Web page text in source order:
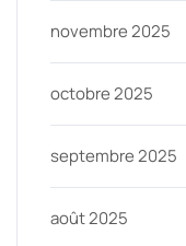
novembre 2025
octobre 2025
septembre 2025
août 2025